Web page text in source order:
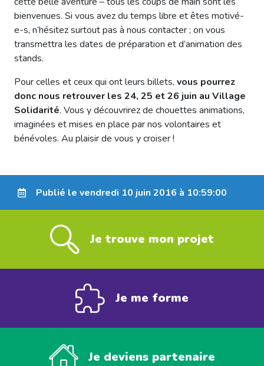
bienvenues. Si vous avez du temps libre et êtes motivé-
e-s, n’hésitez surtout pas à nous contacter ; on vous
transmettra les dates de préparation et d’animation des
stands.
Pour celles et ceux qui ont leurs billets, vous pourrez
donc nous retrouver les 24, 25 et 26 juin au Village
Solidarité. Vous y découvrirez de chouettes animations,
imaginées et mises en place par nos volontaires et
bénévoles. Au plaisir de vous y croiser !
Publié le vendredi 10 juin 2016 à 10:59:00
Je trouve mon projet
Je me forme
Je deviens partenaire